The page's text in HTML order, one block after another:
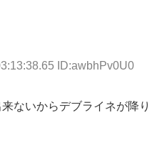
ID:awbhPv0U0
ないからデブライネが降り